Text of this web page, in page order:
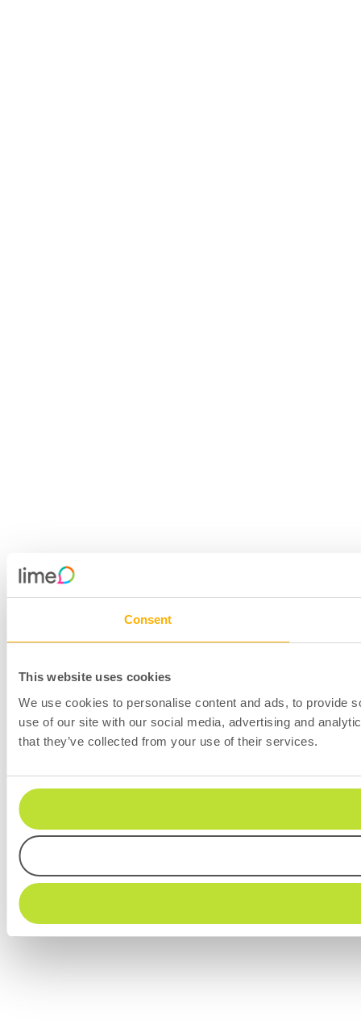
Consent
This website uses cookies
We use cookies to personalise content and ads, to provide
use of our site with our social media, advertising and
that they’ve collected from your use of their services.